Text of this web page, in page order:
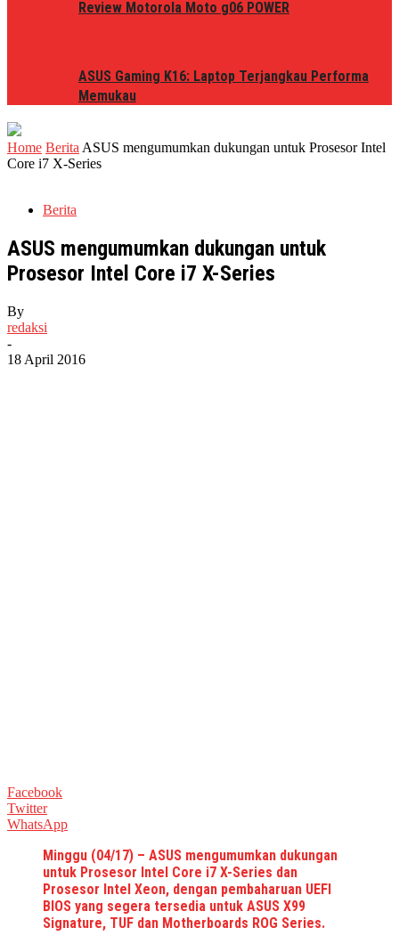
Review Motorola Moto g06 POWER
ASUS Gaming K16: Laptop Terjangkau Performa
Memukau
Home Berita ASUS mengumumkan dukungan untuk Prosesor Intel
Core i7 X-Series
Berita
ASUS mengumumkan dukungan untuk
Prosesor Intel Core i7 X-Series
By
redaksi
-
18 April 2016
Facebook
Twitter
WhatsApp
Minggu (04/17) – ASUS mengumumkan dukungan
untuk Prosesor Intel Core i7 X-Series dan
Prosesor Intel Xeon, dengan pembaharuan UEFI
BIOS yang segera tersedia untuk ASUS X99
Signature, TUF dan Motherboards ROG Series.